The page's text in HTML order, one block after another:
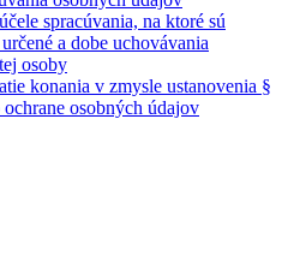
spracúvania, na ktoré sú
a dobe uchovávania
osoby
konania v zmysle ustanovenia §
ochrane osobných údajov